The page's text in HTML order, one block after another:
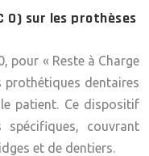
0) sur les prothèses
pour « Reste à Charge
prothétiques dentaires
patient. Ce dispositif
couvrant
et de dentiers.